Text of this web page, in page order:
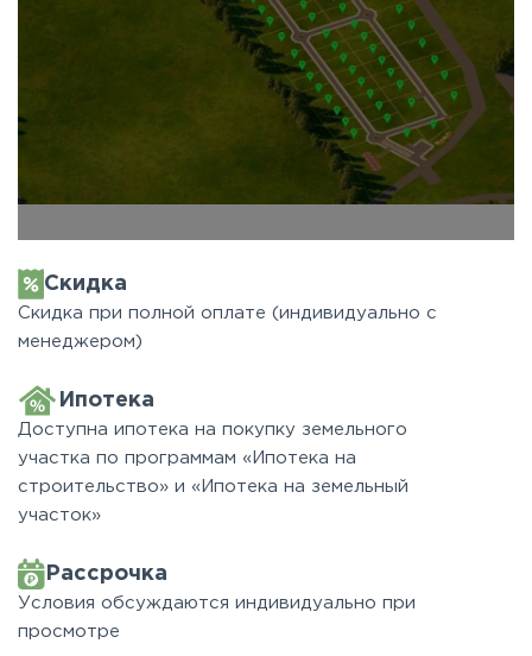
Скидка
Скидка при полной оплате (индивидуально с
менеджером)
Ипотека
Доступна ипотека на покупку земельного
участка по программам «Ипотека на
строительство» и «Ипотека на земельный
участок»
Рассрочка
Условия обсуждаются индивидуально при
просмотре